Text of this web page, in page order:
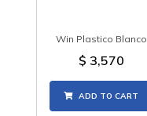
Win Plastico Blanco
$ 3,570
ADD TO CART